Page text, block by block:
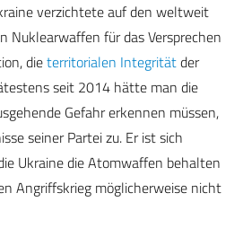
verzichtete auf den weltweit
Nuklearwaffen für das Versprechen
dieterritorialen Integritätder
seit 2014 hätte man die
Gefahr erkennen müssen,
seiner Partei zu. Er ist sich
Ukraine die Atomwaffen behalten
Angriffskrieg möglicherweise nicht